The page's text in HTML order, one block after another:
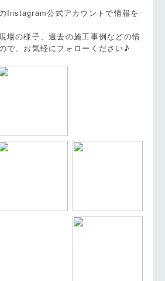
Instagram公式アカウントで情報を
場の様子、過去の施工事例などの情
で、お気軽にフォローください♪